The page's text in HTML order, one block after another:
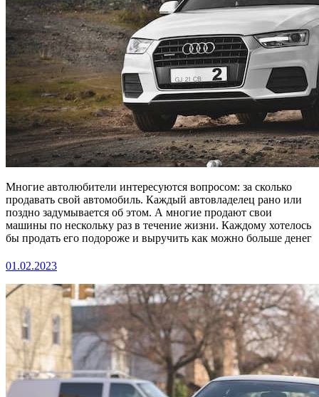
Многие автолюбители интересуются вопросом: за сколько
продавать свой автомобиль. Каждый автовладелец рано или
поздно задумывается об этом. А многие продают свои
машины по нескольку раз в течение жизни. Каждому хотелось
бы продать его подороже и выручить как можно больше денег
01.02.2023